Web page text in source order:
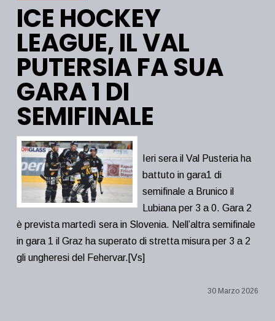
ICE HOCKEY
LEAGUE, IL VAL
PUTERSIA FA SUA
GARA 1 DI
SEMIFINALE
Ieri sera il Val Pusteria ha
battuto in gara1 di
semifinale a Brunico il
Lubiana per 3 a 0. Gara 2
è prevista martedì sera in Slovenia. Nell’altra semifinale
in gara 1 il Graz ha superato di stretta misura per 3 a 2
gli ungheresi del Fehervar.[Vs]
30 Marzo 2026